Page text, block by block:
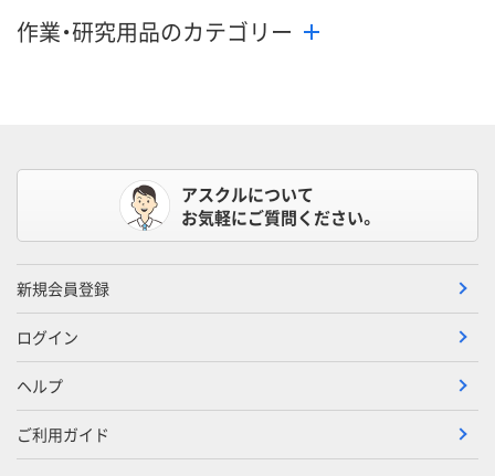
作業・研究用品のカテゴリー
アスクルについて
お気軽にご質問ください。
新規会員登録
ログイン
ヘルプ
ご利用ガイド